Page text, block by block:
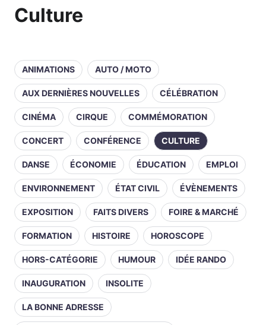
Culture
ANIMATIONS AUTO / MOTO
AUX DERNIÈRES NOUVELLES CÉLÉBRATION
CINÉMA CIRQUE COMMÉMORATION
CONCERT CONFÉRENCE CULTURE
DANSE ÉCONOMIE ÉDUCATION EMPLOI
ENVIRONNEMENT ÉTAT CIVIL ÉVÈNEMENTS
EXPOSITION FAITS DIVERS FOIRE & MARCHÉ
FORMATION HISTOIRE HOROSCOPE
HORS-CATÉGORIE HUMOUR IDÉE RANDO
INAUGURATION INSOLITE
LA BONNE ADRESSE